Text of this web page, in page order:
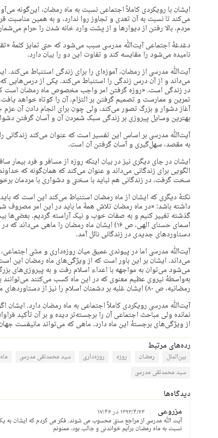
ایشان با رویکردی کاملاً اجتماعی نسبت به ماه رمضان، این‌گونه
می‌کند تا نسبت به آن تعدی و تجاوز روا ندارد، و به همین
مردم، بالا رفتن از دیوارها و از پشت وارد خانه شدن را حرام
دغدغهٔ اجتماعی آیت‌ﷲ مدرسی سبب می‌شود که حتی تمایز کلمهٔ
نامیده می‌شود را مقایسه کند و تفاوت این دو را بیان دارد.
آیت‌ﷲ مدرسی از رمضان، آموزه‌ای را برای زندگی استنباط می‌کند.
می‌داند و از آن درس زندگی را استنباط می‌کند. یکی از درس‌هایی
در زندگی است. «روزه گرفتن امر واجب مخصوص ماه رمضان است
تمرین و ممارست و تصمیم گرفتن بر التزام، آن را کوتاه خواهد
آغاز دشوار و بزرگ تصور می‌کند، ولی چون برای انجام دادن آن
بهترین وسایل پیروزی بر زندگی سبک شمردن آن و آسان گرفتن
آیت‌ﷲ مدرسی بر اساس این تفسیر است که عنوان می‌کند زندگانی
به مقصد، سهل‌گیری و آسان گرفتن آن است.
ایشان در جای دیگری نیز در بیان اینکه روزه از مسافر و فرد
الگویی برای زندگانی می‌داند و عنوان می‌کند که همان‌گونه که
سخت گرفت، در زندگانی هم نباید با سختی و دشواری با مردمان
نکتهٔ دیگری که ایشان از ماه رمضان استنباط می‌کند این است که
داشته باشد: «در ماه رمضان تلاش همهٔ ما باید در این امر
گذشته تغییر کنیم و به صفات خوب و نیک آراسته گردیم.
اسمای حسنای الهی، ص ۱۶) ایشان ماه رمضان را ماهی
دستاوردهای جدیدی در زندگانی نائل آمد.
آیت‌ﷲ مدرسی اما در پیوندی عمیق میان روزه‌داری و مشی
می‌داند. ایشان بر این باور است که از ویژگی‌های ماه رمضان این
می‌شود می‌توان به مواجهه با اعداء اسلام رفت و به پیروزی‌های
به‌واسطهٔ نیروی عظیم معنوی که در این ماه کسب می‌کنند می‌توانند
رمضانیه، ص ۸۰) ایشان غلبه بر دشمنان اسلام را نیز از دستاوردهای ماه رمضان می‌داند.
آیت‌ﷲ مدرسی رویکردی کاملاً اجتماعی به ماه رمضان دارد. ایشان
نمانده‌ ولی مباحث اجتماعی آن را برجسته‌تر دیده و بر آن تأکید
از ویژگی‌های برجستهٔ این ماه دارد. ماهی که می‌تواند مانیفست
رده‌های مرتبط
بین‌الملل رمضان روزه روزه‌داری سید محمدتقی مدرسی
سید محمدتقی مدرسی
دیدگاه‌ها
مزروعی
۱۳۹۳/۴/۲۳ در ۱۷:۴۶
آیت الله مدرسی از مراجع سنتی محسوب می شوند. فکر می کردم که ایشان به
نسبت به ماه رمضان برایم خواندنی و جالب بود. ممنونم